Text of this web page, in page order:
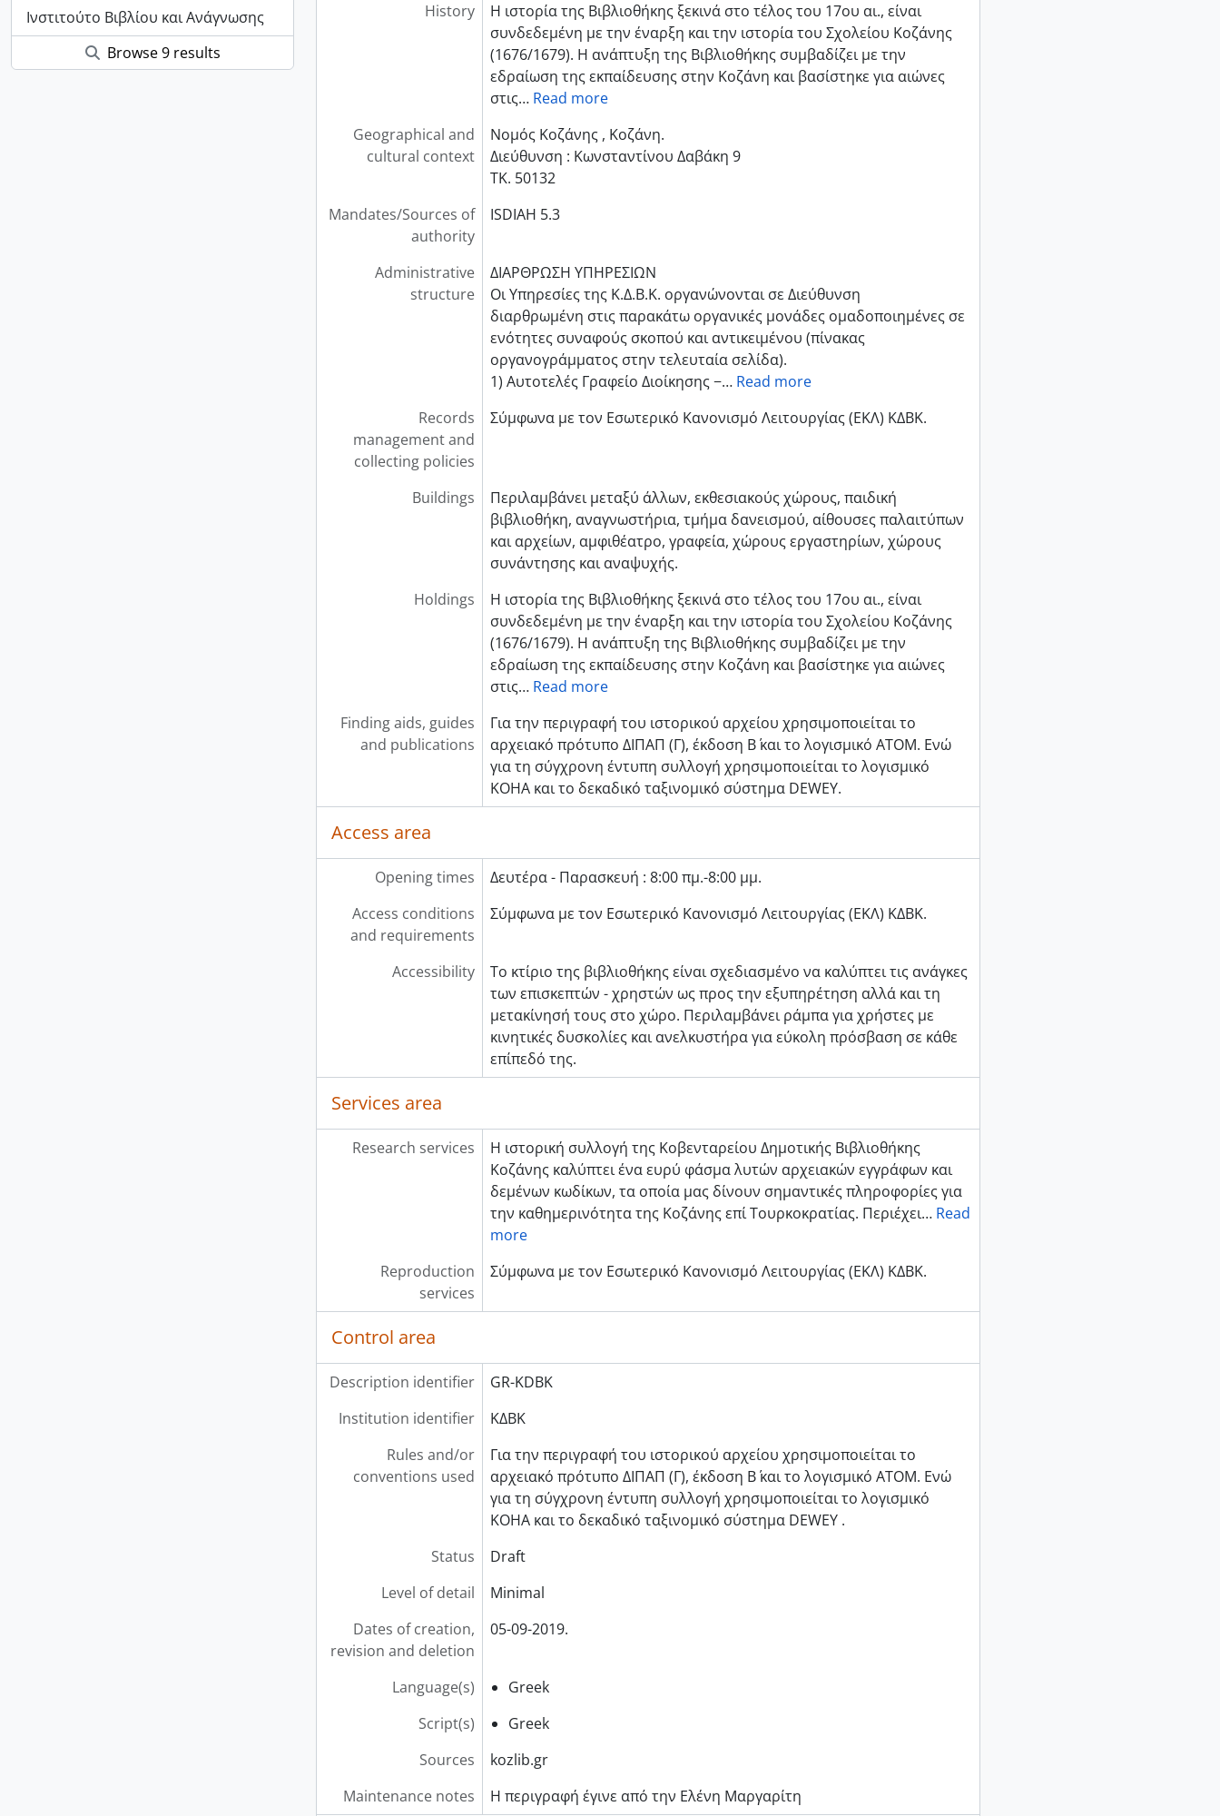
Ινστιτούτο Βιβλίου και Ανάγνωσης
Browse 9 results
History
Η ιστορία της Βιβλιοθήκης ξεκινά στο τέλος του 17ου αι., είναι
συνδεδεμένη με την έναρξη και την ιστορία του Σχολείου Κοζάνης
(1676/1679). Η ανάπτυξη της Βιβλιοθήκης συμβαδίζει με την
εδραίωση της εκπαίδευσης στην Κοζάνη και βασίστηκε για αιώνες
στις… Read more
Geographical and
cultural context
Νομός Κοζάνης , Κοζάνη.
Διεύθυνση : Κωνσταντίνου Δαβάκη 9
ΤΚ. 50132
Mandates/Sources of
authority
ISDIAH 5.3
Administrative
structure
ΔΙΑΡΘΡΩΣΗ ΥΠΗΡΕΣΙΩΝ
Οι Υπηρεσίες της Κ.Δ.Β.Κ. οργανώνονται σε Διεύθυνση
διαρθρωμένη στις παρακάτω οργανικές μονάδες ομαδοποιημένες σε
ενότητες συναφούς σκοπού και αντικειμένου (πίνακας
οργανογράμματος στην τελευταία σελίδα).
1) Αυτοτελές Γραφείο Διοίκησης −… Read more
Records
management and
collecting policies
Σύμφωνα με τον Εσωτερικό Κανονισμό Λειτουργίας (ΕΚΛ) ΚΔΒΚ.
Buildings
Περιλαμβάνει μεταξύ άλλων, εκθεσιακούς χώρους, παιδική
βιβλιοθήκη, αναγνωστήρια, τμήμα δανεισμού, αίθουσες παλαιτύπων
και αρχείων, αμφιθέατρο, γραφεία, χώρους εργαστηρίων, χώρους
συνάντησης και αναψυχής.
Holdings
Η ιστορία της Βιβλιοθήκης ξεκινά στο τέλος του 17ου αι., είναι
συνδεδεμένη με την έναρξη και την ιστορία του Σχολείου Κοζάνης
(1676/1679). Η ανάπτυξη της Βιβλιοθήκης συμβαδίζει με την
εδραίωση της εκπαίδευσης στην Κοζάνη και βασίστηκε για αιώνες
στις… Read more
Finding aids, guides
and publications
Για την περιγραφή του ιστορικού αρχείου χρησιμοποιείται το
αρχειακό πρότυπο ∆ΙΠΑΠ (Γ), έκδοση Β΄ και το λογισμικό ΑΤΟΜ. Ενώ
για τη σύγχρονη έντυπη συλλογή χρησιμοποιείται το λογισμικό
KOHA και το δεκαδικό ταξινομικό σύστημα DEWEY.
Access area
Opening times
Δευτέρα - Παρασκευή : 8:00 πμ.-8:00 μμ.
Access conditions
and requirements
Σύμφωνα με τον Εσωτερικό Κανονισμό Λειτουργίας (ΕΚΛ) ΚΔΒΚ.
Accessibility
Το κτίριο της βιβλιοθήκης είναι σχεδιασμένο να καλύπτει τις ανάγκες
των επισκεπτών - χρηστών ως προς την εξυπηρέτηση αλλά και τη
μετακίνησή τους στο χώρο. Περιλαμβάνει ράμπα για χρήστες με
κινητικές δυσκολίες και ανελκυστήρα για εύκολη πρόσβαση σε κάθε
επίπεδό της.
Services area
Research services
Η ιστορική συλλογή της Κοβενταρείου Δημοτικής Βιβλιοθήκης
Κοζάνης καλύπτει ένα ευρύ φάσμα λυτών αρχειακών εγγράφων και
δεμένων κωδίκων, τα οποία μας δίνουν σημαντικές πληροφορίες για
την καθημερινότητα της Κοζάνης επί Τουρκοκρατίας. Περιέχει… Read
more
Reproduction
services
Σύμφωνα με τον Εσωτερικό Κανονισμό Λειτουργίας (ΕΚΛ) ΚΔΒΚ.
Control area
Description identifier
GR-KDBK
Institution identifier
ΚΔΒΚ
Rules and/or
conventions used
Για την περιγραφή του ιστορικού αρχείου χρησιμοποιείται το
αρχειακό πρότυπο ∆ΙΠΑΠ (Γ), έκδοση Β΄ και το λογισμικό ΑΤΟΜ. Ενώ
για τη σύγχρονη έντυπη συλλογή χρησιμοποιείται το λογισμικό
KOHA και το δεκαδικό ταξινομικό σύστημα DEWEY .
Status
Draft
Level of detail
Minimal
Dates of creation,
revision and deletion
05-09-2019.
Language(s)
Greek
Script(s)
Greek
Sources
kozlib.gr
Maintenance notes
Η περιγραφή έγινε από την Ελένη Μαργαρίτη